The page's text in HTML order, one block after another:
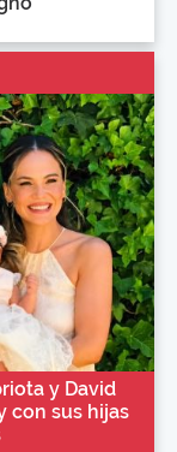
y David
con sus hijas